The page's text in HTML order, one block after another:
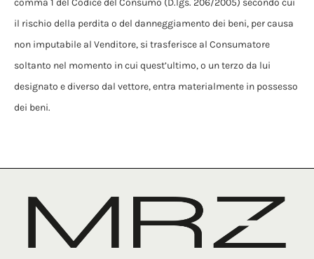
il rischio della perdita o del danneggiamento dei beni, per causa
non imputabile al Venditore, si trasferisce al Consumatore
soltanto nel momento in cui quest’ultimo, o un terzo da lui
designato e diverso dal vettore, entra materialmente in possesso
dei beni.